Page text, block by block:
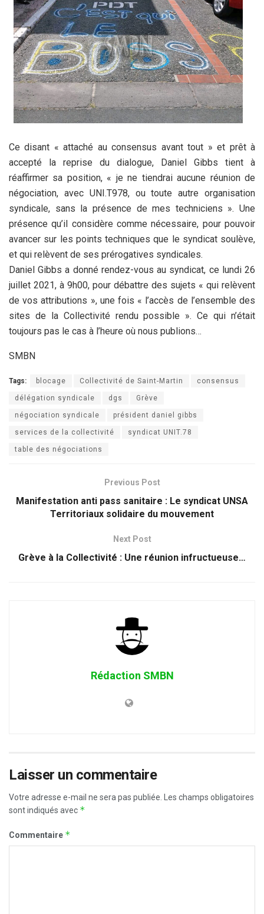
Ce disant « attaché au consensus avant tout » et prêt à
accepté la reprise du dialogue, Daniel Gibbs tient à
réaffirmer sa position, « je ne tiendrai aucune réunion de
négociation, avec UNI.T978, ou toute autre organisation
syndicale, sans la présence de mes techniciens ». Une
présence qu’il considère comme nécessaire, pour pouvoir
avancer sur les points techniques que le syndicat soulève,
et qui relèvent de ses prérogatives syndicales.
Daniel Gibbs a donné rendez-vous au syndicat, ce lundi 26
juillet 2021, à 9h00, pour débattre des sujets « qui relèvent
de vos attributions », une fois « l’accès de l’ensemble des
sites de la Collectivité rendu possible ». Ce qui n’était
toujours pas le cas à l’heure où nous publions…
SMBN
Tags: blocage Collectivité de Saint-Martin consensus
délégation syndicale dgs Grève
négociation syndicale président daniel gibbs
services de la collectivité syndicat UNIT.78
table des négociations
Previous Post
Manifestation anti pass sanitaire : Le syndicat UNSA
Territoriaux solidaire du mouvement
Next Post
Grève à la Collectivité : Une réunion infructueuse…
Rédaction SMBN
Laisser un commentaire
Votre adresse e-mail ne sera pas publiée.
Les champs obligatoires
sont indiqués avec *
Commentaire *